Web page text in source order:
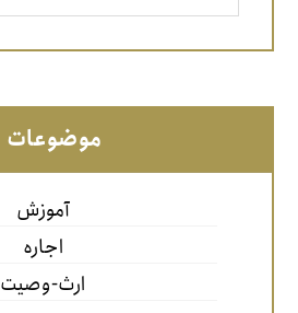
موضوعات
آموزش
اجاره
ارث-وصیت